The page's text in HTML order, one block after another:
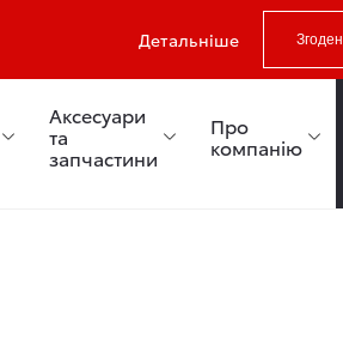
Детальніше Згоден
Аксесуари
та
запчастини
Про
компанію